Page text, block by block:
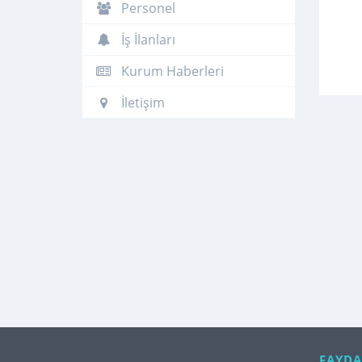
Personel
İş İlanları
Kurum Haberleri
İletişim